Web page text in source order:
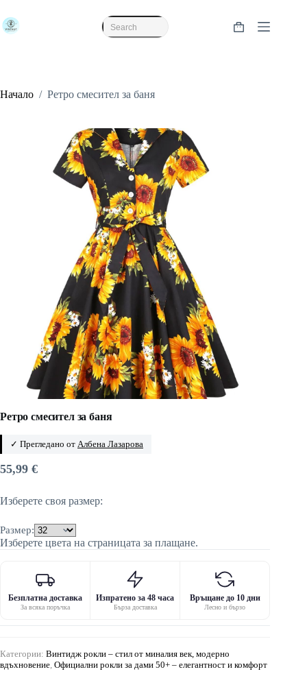
to
content
Shopping
Начало / Ретро смесител за баня
Ретро смесител за баня
✓ Прегледано от Албена Лазарова
55,99 €
Изберете своя размер:
Размер:
Изберете цвета на страницата за плащане.
Безплатна доставка
За всяка поръчка
Изпратено за 48 часа
Бърза доставка
Връщане до 10 дни
Лесно и бързо
Категории: Винтидж рокли – стил от миналия век, модерно
вдъхновение Официални рокли за дами 50+ – елегантност и комфорт